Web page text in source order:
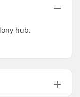
hub.